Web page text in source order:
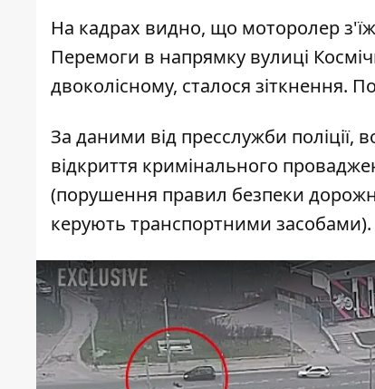
На кадрах видно, що моторолер
Перемоги в напрямку вулиці
двоколісному, сталося зіткнення.
За даними від пресслужби поліції,
відкриття кримінального
(порушення правил безпеки
керують транспортними засобами).